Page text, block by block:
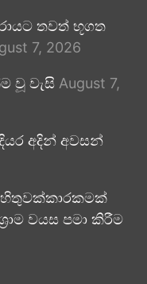
තවත් භූගත
7, 2026
වූ වැසි August 7,
අදින් අවසන්
හිතුවක්කාරකමක්
වයස පමා කිරීම